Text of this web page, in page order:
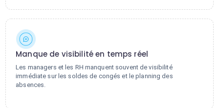
Manque de visibilité en temps réel
Les managers et les RH manquent souvent de visibilité
immédiate sur les soldes de congés et le planning des
absences.